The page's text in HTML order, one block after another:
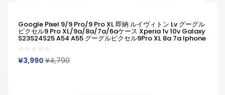
Google Pixel 9/9 Pro/9 Pro XL 即納 ルイヴィトン Lv グーグル
ピクセル9 Pro XL/9a/8a/7a/6aケース Xperia 1v 10v Galaxy
S23S24S25 A54 A55 グーグルピクセル9Pro XL 8a 7a Iphone
14 15 16 Pro Maxケース ルイヴィトン Lv ブランドGoogle Pixel
6a 7a 8a 8 Pro 9aスマホケース
Iphone/Galaxy/Google/Xperia/Pixelなど全機種対応
¥3,990 ¥4,790